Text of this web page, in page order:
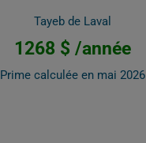
Tayeb de Laval
1268 $ /année
Prime calculée en mai 2026